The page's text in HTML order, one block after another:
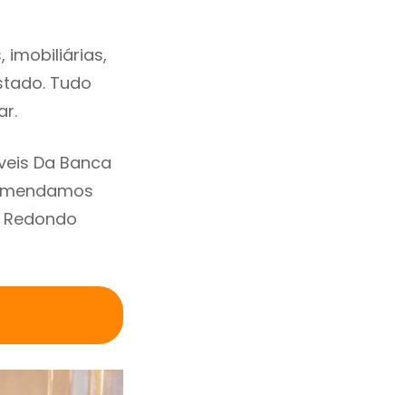
imobiliárias,
Tudo
Da Banca